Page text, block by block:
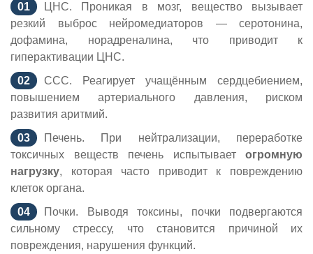
ЦНС. Проникая в мозг, вещество вызывает
резкий выброс нейромедиаторов — серотонина,
дофамина, норадреналина, что приводит к
гиперактивации ЦНС.
ССС. Реагирует учащённым сердцебиением,
повышением артериального давления, риском
развития аритмий.
Печень. При нейтрализации, переработке
токсичных веществ печень испытывает огромную
нагрузку, которая часто приводит к повреждению
клеток органа.
Почки. Выводя токсины, почки подвергаются
сильному стрессу, что становится причиной их
повреждения, нарушения функций.